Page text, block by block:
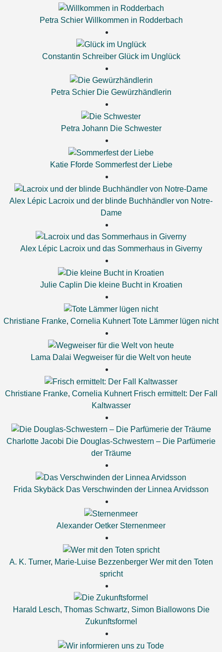
Petra Schier Willkommen in Rodderbach
Constantin Schreiber Glück im Unglück
Petra Schier Die Gewürzhändlerin
Petra Johann Die Schwester
Katie Fforde Sommerfest der Liebe
Alex Lépic Lacroix und der blinde Buchhändler von Notre-
Dame
Alex Lépic Lacroix und das Sommerhaus in Giverny
Julie Caplin Die kleine Bucht in Kroatien
Christiane Franke, Cornelia Kuhnert Tote Lämmer lügen nicht
Lama Dalai Wegweiser für die Welt von heute
Christiane Franke, Cornelia Kuhnert Frisch ermittelt: Der Fall
Kaltwasser
Charlotte Jacobi Die Douglas-Schwestern – Die Parfümerie
der Träume
Frida Skybäck Das Verschwinden der Linnea Arvidsson
Alexander Oetker Sternenmeer
A. K. Turner, Marie-Luise Bezzenberger Wer mit den Toten
spricht
Harald Lesch, Thomas Schwartz, Simon Biallowons Die
Zukunftsformel